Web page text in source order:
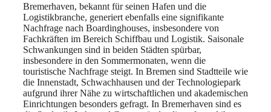
Bremerhaven, bekannt für seinen Hafen und die
Logistikbranche, generiert ebenfalls eine signifikante
Nachfrage nach Boardinghouses, insbesondere von
Fachkräften im Bereich Schiffbau und Logistik. Saisonale
Schwankungen sind in beiden Städten spürbar,
insbesondere in den Sommermonaten, wenn die
touristische Nachfrage steigt. In Bremen sind Stadtteile wie
die Innenstadt, Schwachhausen und der Technologiepark
aufgrund ihrer Nähe zu wirtschaftlichen und akademischen
Einrichtungen besonders gefragt. In Bremerhaven sind es